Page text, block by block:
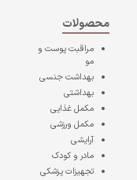
محصولات
مراقبت پوست و
مو
بهداشت جنسی
بهداشتی
مکمل غذایی
مکمل ورزشی
آرایشی
مادر و کودک
تجهیزات پزشکی